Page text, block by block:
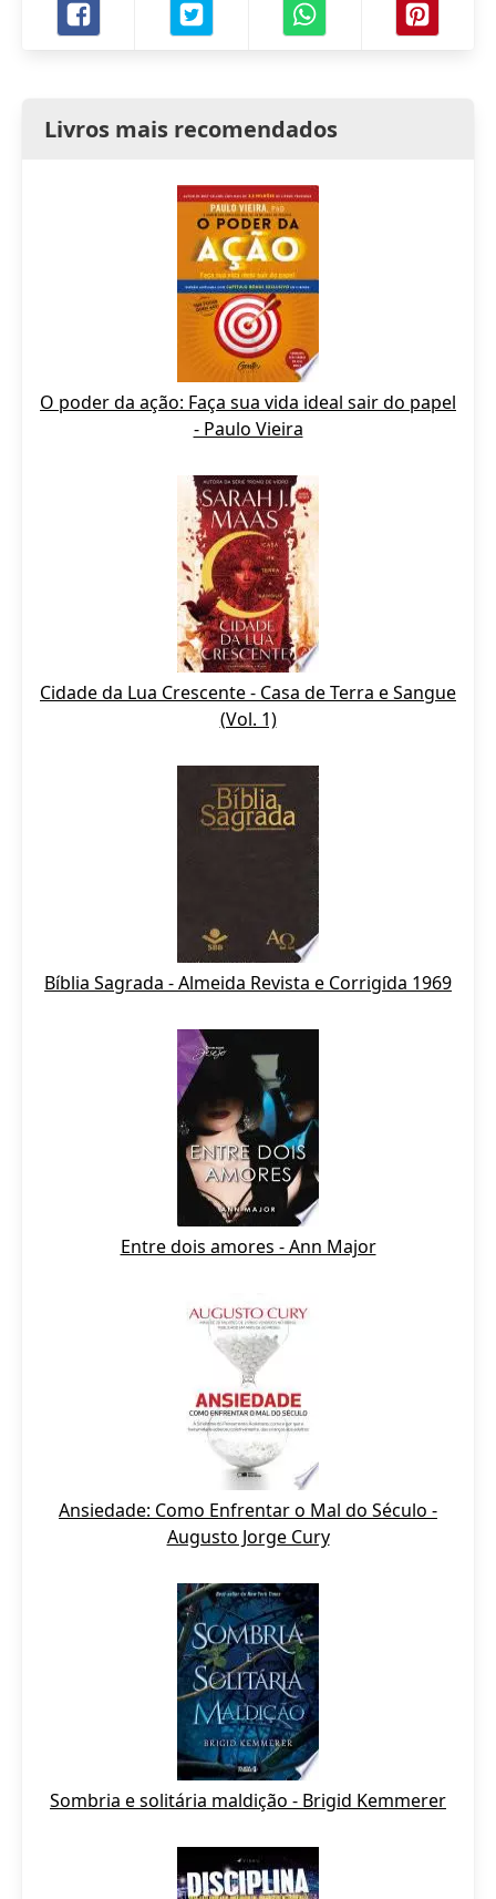
Livros mais recomendados
O poder da ação: Faça sua vida ideal sair do papel
- Paulo Vieira
Cidade da Lua Crescente - Casa de Terra e Sangue
(Vol. 1)
Bíblia Sagrada - Almeida Revista e Corrigida 1969
Entre dois amores - Ann Major
Ansiedade: Como Enfrentar o Mal do Século -
Augusto Jorge Cury
Sombria e solitária maldição - Brigid Kemmerer